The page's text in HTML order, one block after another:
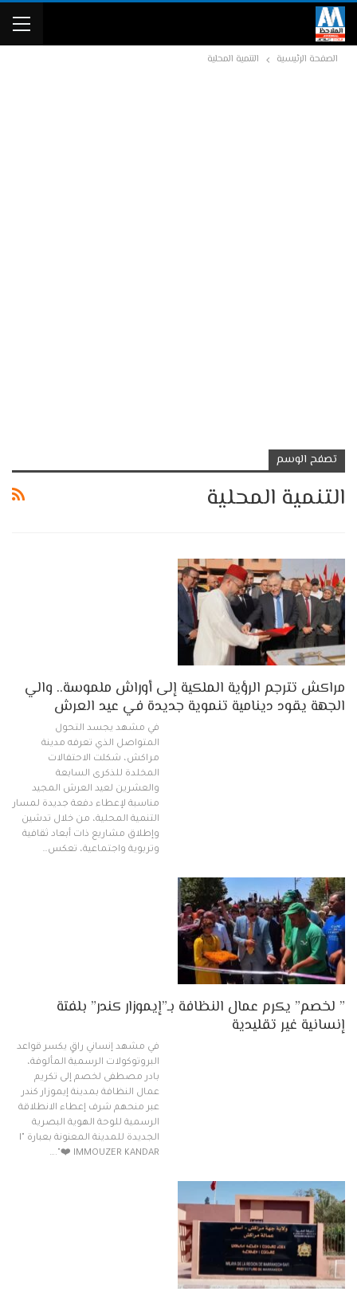
الصفحة الرئيسية التنمية المحلية
تصفح الوسم
التنمية المحلية
مراكش تترجم الرؤية الملكية إلى أوراش ملموسة.. والي
الجهة يقود دينامية تنموية جديدة في عيد العرش
في مشهد يجسد التحول
المتواصل الذي تعرفه مدينة
مراكش، شكلت الاحتفالات
المخلدة للذكرى السابعة
والعشرين لعيد العرش المجيد
مناسبة لإعطاء دفعة جديدة لمسار
التنمية المحلية، من خلال تدشين
وإطلاق مشاريع ذات أبعاد ثقافية
وتربوية واجتماعية، تعكس…
” لخصم” يكرم عمال النظافة بـ”إيموزار كندر” بلفتة
إنسانية غير تقليدية
في مشهد إنساني راقٍ يكسر قواعد
البروتوكولات الرسمية المألوفة،
بادر مصطفى لخصم إلى تكريم
عمال النظافة بمدينة إيموزار كندر
عبر منحهم شرف إعطاء الانطلاقة
الرسمية للوحة الهوية البصرية
الجديدة للمدينة المعنونة بعبارة "I
❤️ IMMOUZER KANDAR".…